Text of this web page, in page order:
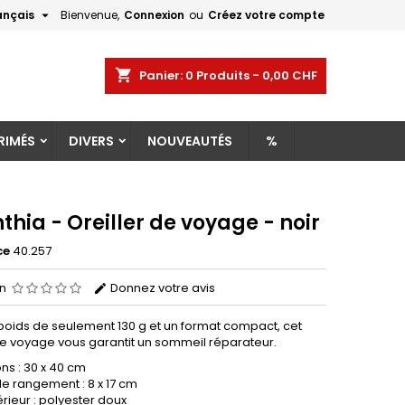
Bienvenue, Connexion ou Créez votre compte

shopping_cart Panier: 0 Produits - 0,00 CHF
DIVERS NOUVEAUTÉS %
- Oreiller de voyage - noir
40.257
Donnez votre avis
de seulement 130 g et un format compact, cet
voyage vous garantit un sommeil réparateur.
: 30 x 40 cm
rangement : 8 x 17 cm
: polyester doux